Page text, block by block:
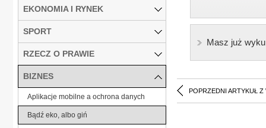
Masz już
POPRZEDNI ARTYKUŁ Z
EKONOMIA I RYNEK
SPORT
RZECZ O PRAWIE
BIZNES
Aplikacje mobilne a ochrona danych
Bądź eko, albo giń